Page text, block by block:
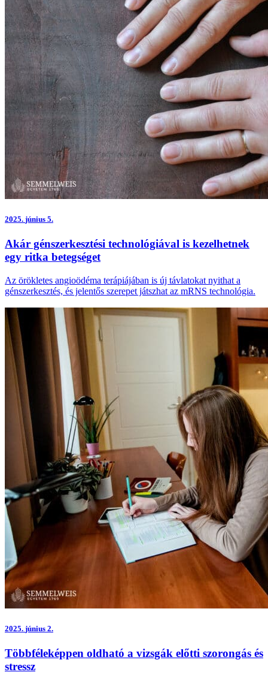
2025. június 5.
Akár génszerkesztési technológiával is kezelhetnek
egy ritka betegséget
Az örökletes angioödéma terápiájában is új távlatokat nyithat a
génszerkesztés, és jelentős szerepet játszhat az mRNS technológia.
2025. június 2.
Többféleképpen oldható a vizsgák előtti szorongás és
stressz